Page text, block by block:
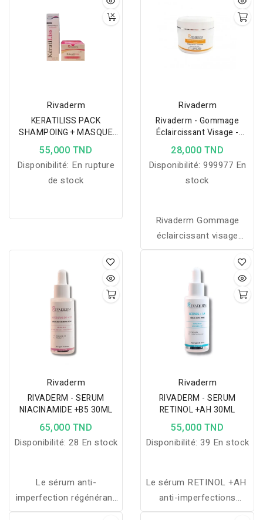
Rivaderm
KERATILISS PACK
SHAMPOING + MASQUE
CAPILLAIRE
55,000 TND
Disponibilité: En rupture
de stock
Rivaderm
Rivaderm - Gommage
Éclaircissant Visage -
150ml
28,000 TND
Disponibilité: 999977 En
stock
Rivaderm Gommage
éclaircissant visage
Nettoie - éclaircit -
exfolie tous types de
peaux Extrait de miel &
eau de rose Sans
parabène - sans alcool
Contenance : 150ml
Rivaderm
RIVADERM - SERUM
NIACINAMIDE +B5 30ML
65,000 TND
Disponibilité: 28 En stock
Le sérum anti-
imperfection régénérant
réduit les signes de
Rivaderm
RIVADERM - SERUM
RETINOL +AH 30ML
55,000 TND
Disponibilité: 39 En stock
Le sérum RETINOL +AH
anti-imperfections
régénérant à la